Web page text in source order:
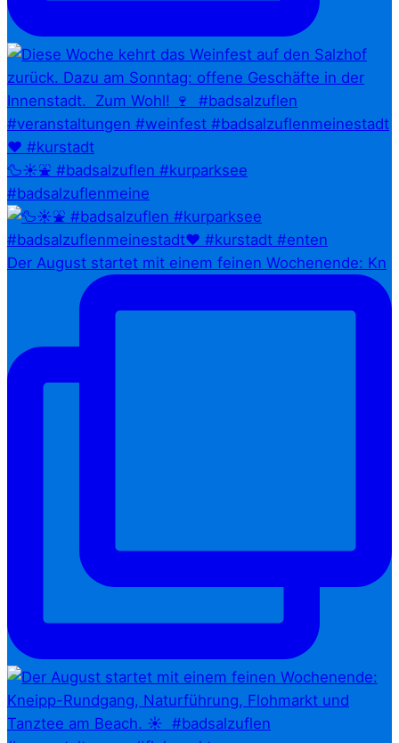
🦆☀️⛲ #badsalzuflen #kurparksee
#badsalzuflenmeine
Der August startet mit einem feinen Wochenende: Kn